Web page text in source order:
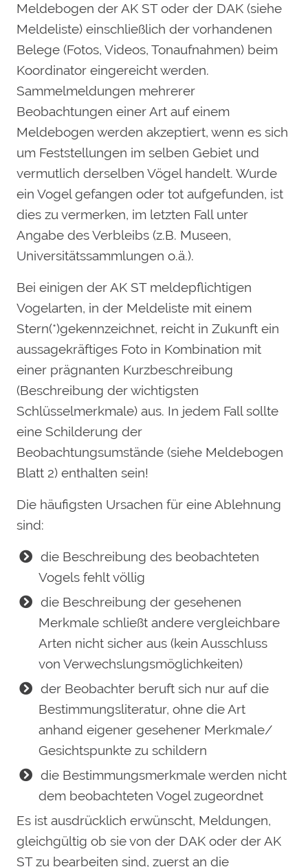
Meldebogen der AK ST oder der DAK (siehe
Meldeliste) einschließlich der vorhandenen
Belege (Fotos, Videos, Tonaufnahmen) beim
Koordinator eingereicht werden.
Sammelmeldungen mehrerer
Beobachtungen einer Art auf einem
Meldebogen werden akzeptiert, wenn es sich
um Feststellungen im selben Gebiet und
vermutlich derselben Vögel handelt. Wurde
ein Vogel gefangen oder tot aufgefunden, ist
dies zu vermerken, im letzten Fall unter
Angabe des Verbleibs (z.B. Museen,
Universitätssammlungen o.ä.).
Bei einigen der AK ST meldepflichtigen
Vogelarten, in der Meldeliste mit einem
Stern(*)gekennzeichnet, reicht in Zukunft ein
aussagekräftiges Foto in Kombination mit
einer prägnanten Kurzbeschreibung
(Beschreibung der wichtigsten
Schlüsselmerkmale) aus. In jedem Fall sollte
eine Schilderung der
Beobachtungsumstände (siehe Meldebogen
Blatt 2) enthalten sein!
Die häufigsten Ursachen für eine Ablehnung
sind:
die Beschreibung des beobachteten
Vogels fehlt völlig
die Beschreibung der gesehenen
Merkmale schließt andere vergleichbare
Arten nicht sicher aus (kein Ausschluss
von Verwechslungsmöglichkeiten)
der Beobachter beruft sich nur auf die
Bestimmungsliteratur, ohne die Art
anhand eigener gesehener Merkmale/
Gesichtspunkte zu schildern
die Bestimmungsmerkmale werden nicht
dem beobachteten Vogel zugeordnet
Es ist ausdrücklich erwünscht, Meldungen,
gleichgültig ob sie von der DAK oder der AK
ST zu bearbeiten sind, zuerst an die